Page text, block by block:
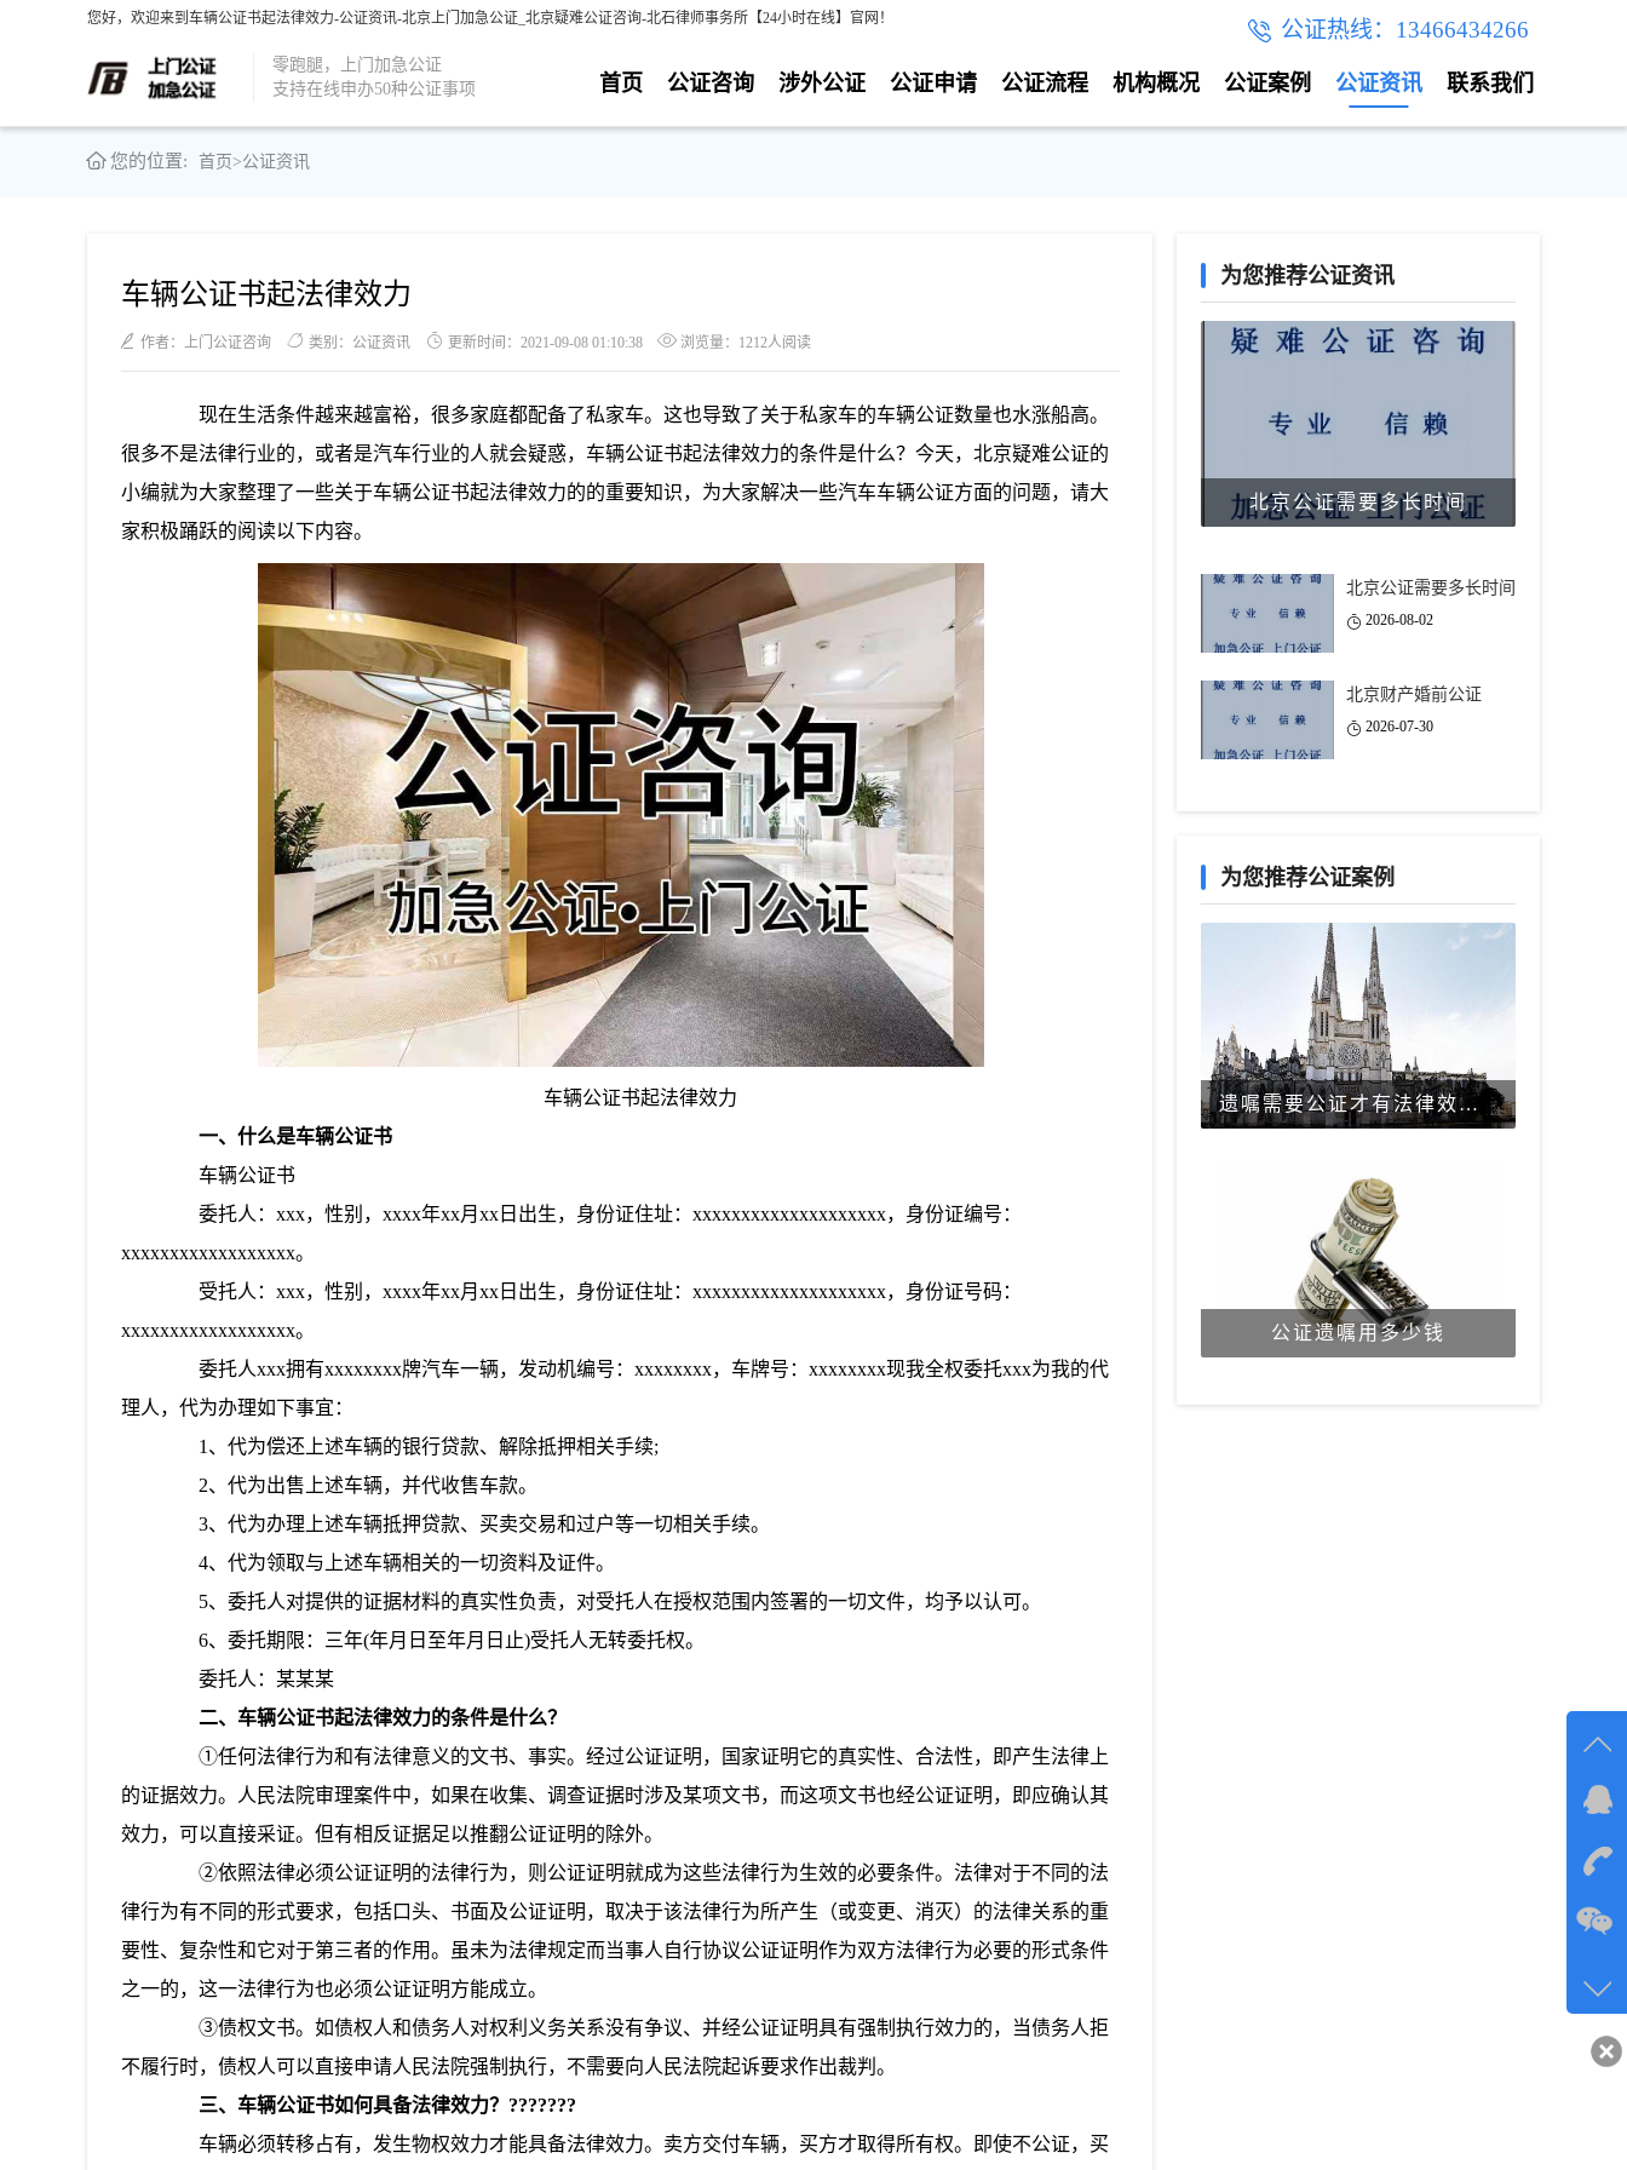
您好，欢迎来到车辆公证书起法律效力-公证资讯-北京上门加急公证_北京疑难公证咨询-北石律师事务所【24小时在线】官网！ 公证热线：13466434266
零跑腿，上门加急公证
支持在线申办50种公证事项
联系我们
公证资讯
公证案例
机构概况
公证流程
公证申请
涉外公证
公证咨询
首页
您的位置: 首页>公证资讯
车辆公证书起法律效力
作者：上门公证咨询 类别：公证资讯 更新时间：2021-09-08 01:10:38 浏览量：1212人阅读
现在生活条件越来越富裕，很多家庭都配备了私家车。这也导致了关于私家车的车辆公证数量也水涨船高。
很多不是法律行业的，或者是汽车行业的人就会疑惑，车辆公证书起法律效力的条件是什么？今天，北京疑难公证的
小编就为大家整理了一些关于车辆公证书起法律效力的的重要知识，为大家解决一些汽车车辆公证方面的问题，请大
家积极踊跃的阅读以下内容。
车辆公证书起法律效力
一、什么是车辆公证书
车辆公证书
委托人：xxx，性别，xxxx年xx月xx日出生，身份证住址：xxxxxxxxxxxxxxxxxxxx，身份证编号：
xxxxxxxxxxxxxxxxxx。
受托人：xxx，性别，xxxx年xx月xx日出生，身份证住址：xxxxxxxxxxxxxxxxxxxx，身份证号码：
xxxxxxxxxxxxxxxxxx。
委托人xxx拥有xxxxxxxx牌汽车一辆，发动机编号：xxxxxxxx，车牌号：xxxxxxxx现我全权委托xxx为我的代
理人，代为办理如下事宜：
1、代为偿还上述车辆的银行贷款、解除抵押相关手续;
2、代为出售上述车辆，并代收售车款。
3、代为办理上述车辆抵押贷款、买卖交易和过户等一切相关手续。
4、代为领取与上述车辆相关的一切资料及证件。
5、委托人对提供的证据材料的真实性负责，对受托人在授权范围内签署的一切文件，均予以认可。
6、委托期限：三年(年月日至年月日止)受托人无转委托权。
委托人：某某某
二、车辆公证书起法律效力的条件是什么？
①任何法律行为和有法律意义的文书、事实。经过公证证明，国家证明它的真实性、合法性，即产生法律上
的证据效力。人民法院审理案件中，如果在收集、调查证据时涉及某项文书，而这项文书也经公证证明，即应确认其
效力，可以直接采证。但有相反证据足以推翻公证证明的除外。
②依照法律必须公证证明的法律行为，则公证证明就成为这些法律行为生效的必要条件。法律对于不同的法
律行为有不同的形式要求，包括口头、书面及公证证明，取决于该法律行为所产生（或变更、消灭）的法律关系的重
要性、复杂性和它对于第三者的作用。虽未为法律规定而当事人自行协议公证证明作为双方法律行为必要的形式条件
之一的，这一法律行为也必须公证证明方能成立。
③债权文书。如债权人和债务人对权利义务关系没有争议、并经公证证明具有强制执行效力的，当债务人拒
不履行时，债权人可以直接申请人民法院强制执行，不需要向人民法院起诉要求作出裁判。
三、车辆公证书如何具备法律效力？???????
车辆必须转移占有，发生物权效力才能具备法律效力。卖方交付车辆，买方才取得所有权。即使不公证，买
为您推荐公证资讯
北京公证需要多长时间
北京公证需要多长时间
2026-08-02
北京财产婚前公证
2026-07-30
为您推荐公证案例
遗嘱需要公证才有法律效力吗？
公证遗嘱用多少钱
在线
咨询
客服